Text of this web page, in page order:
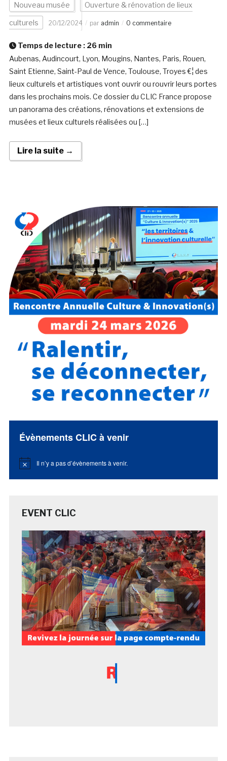
Nouveau musée Ouverture & rénovation de lieux
culturels 20/12/2024 par admin 0 commentaire
Temps de lecture : 26 min
Aubenas, Audincourt, Lyon, Mougins, Nantes, Paris, Rouen,
Saint Etienne, Saint-Paul de Vence, Toulouse, Troyes €¦ des
lieux culturels et artistiques vont ouvrir ou rouvrir leurs portes
dans les prochains mois. Ce dossier du CLIC France propose
un panorama des créations, rénovations et extensions de
musées et lieux culturels réalisées ou […]
Lire la suite →
Évènements CLIC à venir
Notice Il n’y a pas d’évènements à venir.
EVENT CLIC